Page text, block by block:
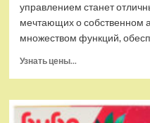
управлением станет
мечтающих о собственном
множеством функций,
Узнать цены...
Детский
электромобиль